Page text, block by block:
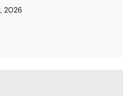
2026